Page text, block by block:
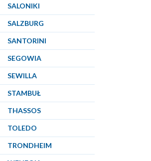
SALONIKI
SALZBURG
SANTORINI
SEGOWIA
SEWILLA
STAMBUŁ
THASSOS
TOLEDO
TRONDHEIM